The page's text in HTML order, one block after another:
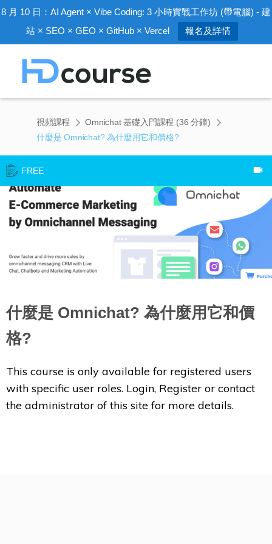
8 月 10 日：AI Agent × Vibe Coding: 3 小時實戰工作坊 (帶電腦) - 建
站 × SEO × GEO × GitHub × Vercel
報名及詳情
視頻課程
Omnichat 基礎入門課程 (36 分鐘)
什麼是 Omnichat? 為什麼用它和價格?
FREE
什麼是 Omnichat? 為什麼用它和價
格?
This course is only available for registered users
with specific user roles. Login, Register or contact
the administrator of this site for more details.